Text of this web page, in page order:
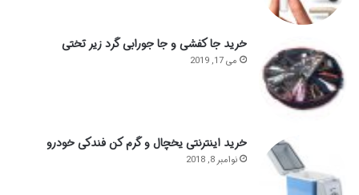
خرید جا کفشی و جا جورابی گرد زیر تختی
می 17, 2019
خرید اینترنتی یخچال و گرم کن فندکی خودرو
نوامبر 8, 2018